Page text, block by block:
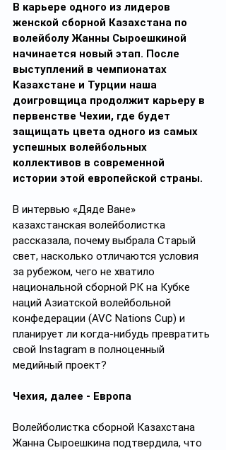
В карьере одного из лидеров
женской сборной Казахстана по
волейболу Жанны Сыроешкиной
начинается новый этап. После
выступлений в чемпионатах
Казахстане и Турции наша
доигровщица продолжит карьеру в
первенстве Чехии, где будет
защищать цвета одного из самых
успешных волейбольных
коллективов в современной
истории этой европейской страны.
В интервью «Дяде Ване»
казахстанская волейболистка
рассказала, почему выбрала Старый
свет, насколько отличаются условия
за рубежом, чего не хватило
национальной сборной РК на Кубке
наций Азиатской волейбольной
конфедерации (AVC Nations Cup) и
планирует ли когда-нибудь превратить
свой Instagram в полноценный
медийный проект?
Чехия, далее - Европа
Волейболистка сборной Казахстана
Жанна Сыроешкина подтвердила, что